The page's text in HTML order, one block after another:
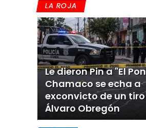
LA ROJA
Le dieron Pin a "El
Chamaco se echa a
exconvicto de un
Álvaro Obregón